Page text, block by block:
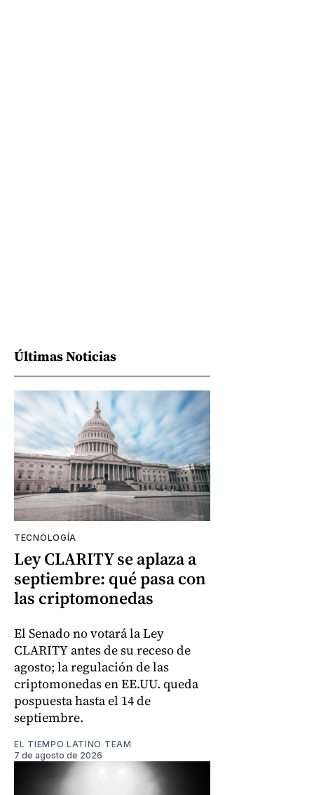
Últimas Noticias
TECNOLOGÍA
Ley CLARITY se aplaza a
septiembre: qué pasa con
las criptomonedas
El Senado no votará la Ley
CLARITY antes de su receso de
agosto; la regulación de las
criptomonedas en EE.UU. queda
pospuesta hasta el 14 de
septiembre.
EL TIEMPO LATINO TEAM
7 de agosto de 2026